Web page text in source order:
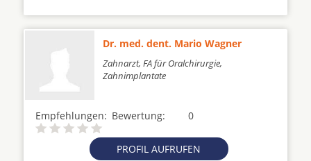
Dr. med. dent. Mario Wagner
Zahnarzt, FA für Oralchirurgie,
Zahnimplantate
Empfehlungen: 0
Bewertung:
PROFIL AUFRUFEN